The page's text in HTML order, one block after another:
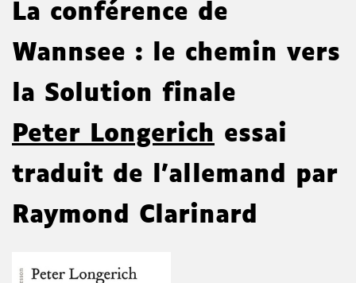
La conférence de
Wannsee : le chemin vers
la Solution finale
Peter Longerich essai
traduit de l'allemand par
Raymond Clarinard